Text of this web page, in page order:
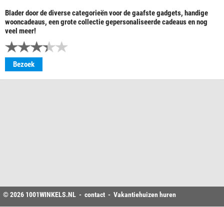
Blader door de diverse categorieën voor de gaafste gadgets, handige
wooncadeaus, een grote collectie gepersonaliseerde cadeaus en nog
veel meer!
Bezoek
© 2026 1001WINKELS.NL - contact - Vakantiehuizen huren